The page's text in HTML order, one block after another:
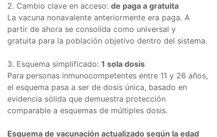
2. Cambio clave en acceso: de paga a gratuita
La vacuna nonavalente anteriormente era paga. A
partir de ahora se consolida como universal y
gratuita para la población objetivo dentro del sistema.
3. Esquema simplificado: 1 sola dosis
Para personas inmunocompetentes entre 11 y 26 años,
el esquema pasa a ser de dosis única, basado en
evidencia sólida que demuestra protección
comparable a esquemas de múltiples dosis.
Esquema de vacunación actualizado según la edad